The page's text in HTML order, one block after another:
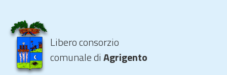
Libero consorzio
comunale diAgrigento